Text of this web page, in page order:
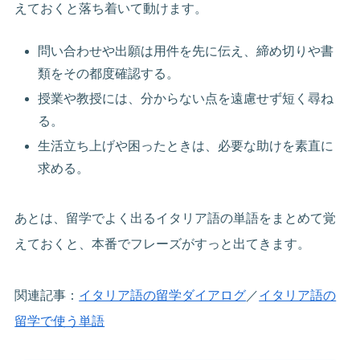
えておくと落ち着いて動けます。
問い合わせや出願は用件を先に伝え、締め切りや書
類をその都度確認する。
授業や教授には、分からない点を遠慮せず短く尋ね
る。
生活立ち上げや困ったときは、必要な助けを素直に
求める。
あとは、留学でよく出るイタリア語の単語をまとめて覚
えておくと、本番でフレーズがすっと出てきます。
関連記事： イタリア語の留学ダイアログ ／イタリア語の
留学で使う単語